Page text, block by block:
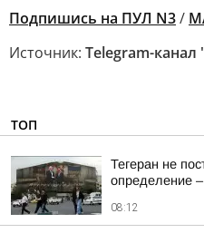
Подпишись на ПУЛ N3/
Источник: Telegram-канал
ТОП
Тегеран не
определение
08:12